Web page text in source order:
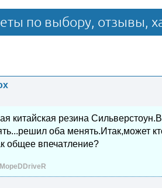
по выбору, отзывы,
китайская резина
оба менять.Итак,может
общее впечатление?
MopeDDriveR